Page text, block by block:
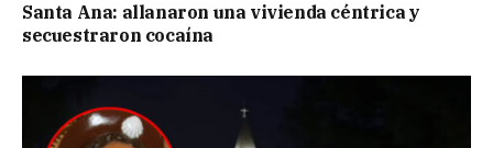
Santa Ana: allanaron una vivienda céntrica y
secuestraron cocaína